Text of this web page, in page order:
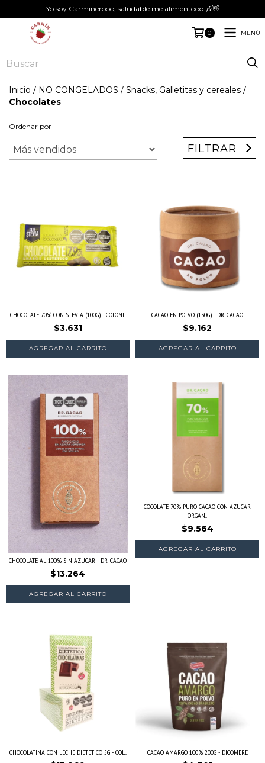
Yo soy Carminerooo, saludable me alimentooo 🎶👋
0 MENÚ
Inicio / NO CONGELADOS / Snacks, Galletitas y cereales /
Chocolates
Ordenar por
FILTRAR
CHOCOLATE 70% CON STEVIA (100G) - COLONI...
$3.631
CACAO EN POLVO (130G) - DR. CACAO
$9.162
CHOCOLATE AL 100% SIN AZUCAR - DR. CACAO
$13.264
COCOLATE 70% PURO CACAO CON AZUCAR
ORGAN...
$9.564
CHOCOLATINA CON LECHE DIETÉTICO 5G - COL... CACAO AMARGO 100% 200G - DICOMERE